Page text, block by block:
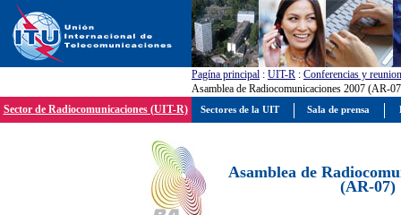
Pagína principal : UIT-R : Conferencias y
Asamblea de Radiocomunicaciones 2007 (AR-
Sector de Radiocomunicaciones (UIT-R)
Asamblea de
(AR-07)
Sectores de la UIT Sala de prensa